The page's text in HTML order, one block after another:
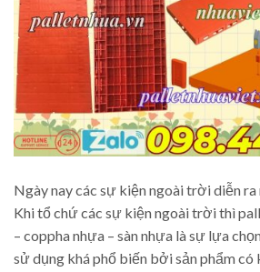
Ngày nay các sự kiện ngoài trời diễn ra
Khi tổ chứ các sự kiện ngoài trời thì
– coppha nhựa – sàn nhựa là sự lựa
sử dụng khá phổ biến bởi sản phẩm có